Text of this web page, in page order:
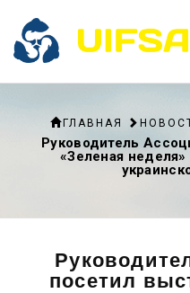
ГЛАВНАЯ
Руководитель
«Зеленая
посетил